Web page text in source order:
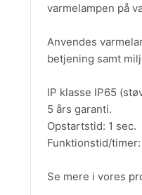
varmelampen på
Anvendes
betjening samt
IP klasse IP65
5 års garanti.
Opstartstid: 1 sec.
Funktionstid/
Se mere i vores